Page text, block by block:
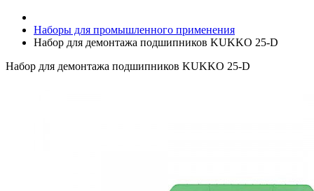
Наборы для промышленного применения
Набор для демонтажа подшипников KUKKO 25-D
Набор для демонтажа подшипников KUKKO 25-D